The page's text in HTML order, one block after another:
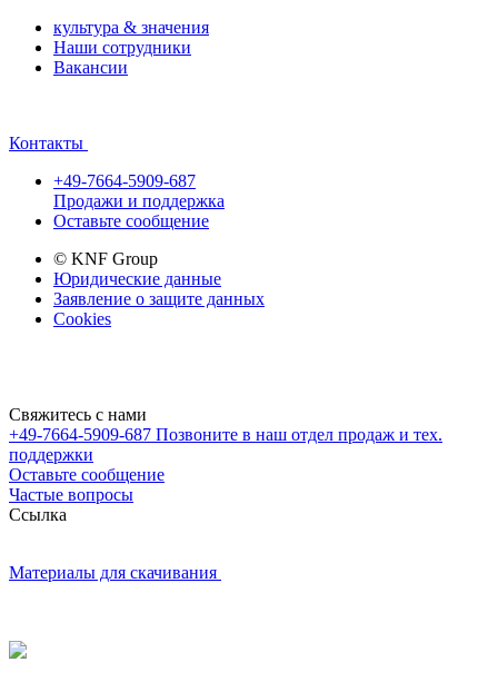
культура & значения
Наши сотрудники
Вакансии
Контакты
+49-7664-5909-687
Продажи и поддержка
Оставьте сообщение
© KNF Group
Юридические данные
Заявление о защите данных
Cookies
Свяжитесь с нами
+49-7664-5909-687 Позвоните в наш отдел продаж и тех.
поддержки
Оставьте сообщение
Частые вопросы
Cсылка
Материалы для скачивания